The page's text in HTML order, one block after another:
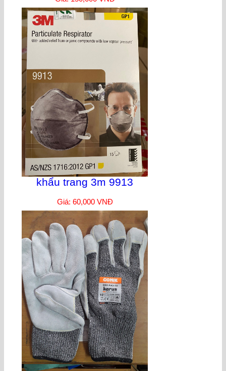
khẩu trang 3m 9913
Giá: 60,000 VNĐ